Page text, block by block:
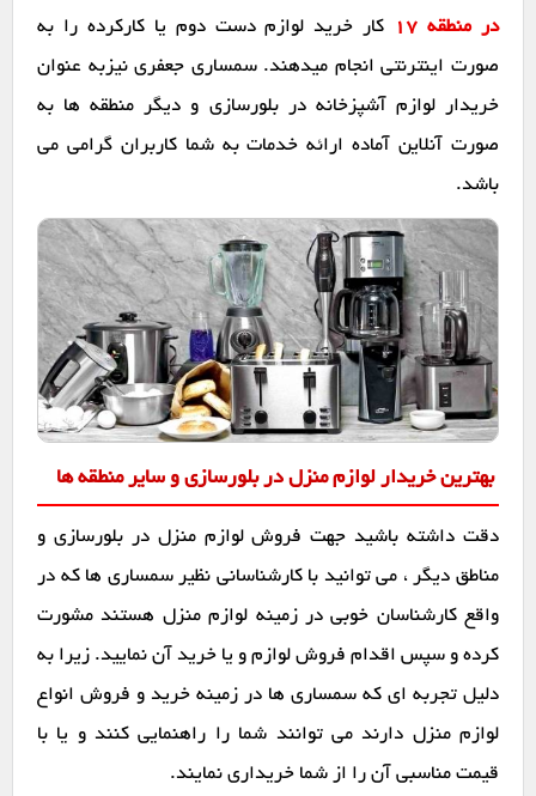
در منطقه 17
کار خرید لوازم دست دوم یا کارکرده را به
صورت اینترنتی انجام میدهند. سمساری جعفری نیزبه عنوان
خریدار لوازم آشپزخانه در بلورسازی و دیگر منطقه ها به
صورت آنلاین آماده ارائه خدمات به شما کاربران گرامی می
باشد.
بهترین خریدار لوازم منزل در بلورسازی و سایر منطقه ها
دقت داشته باشید جهت فروش لوازم منزل در بلورسازی و
مناطق دیگر ، می توانید با کارشناسانی نظیر سمساری ها که در
واقع کارشناسان خوبی در زمینه لوازم منزل هستند مشورت
کرده و سپس اقدام فروش لوازم و یا خرید آن نمایید. زیرا به
دلیل تجربه ای که سمساری ها در زمینه خرید و فروش انواع
لوازم منزل دارند می توانند شما را راهنمایی کنند و یا با
قیمت مناسبی آن را از شما خریداری نمایند.